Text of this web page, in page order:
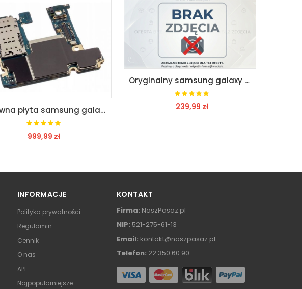
Sprawna płyta samsung galaxy note 10 n970f
999,99 zł
Oryginalny samsung galaxy a10s lcd+ dotyk infinity
239,99 zł
INFORMACJE
Polityka prywatności
Regulamin
Cennik
O nas
API
Najpopularniejsze
KONTAKT
Firma: NaszPasaz.pl
NIP: 521-275-61-13
Email: kontakt@naszpasaz.pl
Telefon: 22 350 60 90